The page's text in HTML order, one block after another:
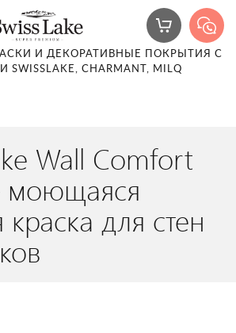
И ДЕКОРАТИВНЫЕ ПОКРЫТИЯ С
CHARMANT, MILQ
Wall Comfort
краска для стен